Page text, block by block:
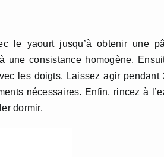
le yaourt jusqu’à obtenir une
une consistance homogène.
les doigts. Laissez agir pendant
nécessaires. Enfin, rincez à
dormir.